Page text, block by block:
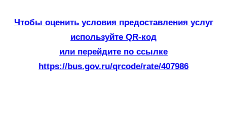
Чтобы оценить условия предоставления услуг
используйте QR-код
или перейдите по ссылке
https://bus.gov.ru/qrcode/rate/407986